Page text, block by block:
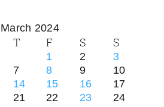
March 2024
T F S S
1 2
3
7 8 9
10
14 15 16
17
21 22 23
24